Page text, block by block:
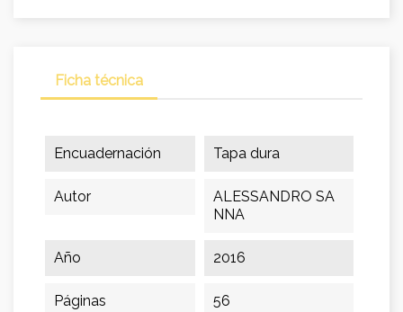
Ficha técnica
Encuadernación Tapa dura
Autor
ALESSANDRO SA
NNA
Año 2016
Páginas 56